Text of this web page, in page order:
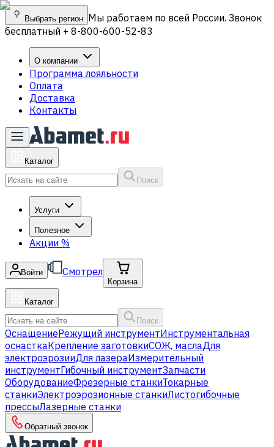
Выбрать регион Мы работаем по всей России. Звонок
бесплатный + 8-800-600-52-83
О компании
Программа лояльности
Оплата
Доставка
Контакты
Каталог
Поиск
Услуги
Полезное
Акции %
Войти Смотрел
Корзина
Каталог
Поиск
ОснащениеРежущий инструментИнструментальная
оснасткаКрепление заготовкиСОЖ, маслаДля
электроэрозииДля лазераИзмерительный
инструментГибочный инструментЗапчасти
ОборудованиеФрезерные станкиТокарные
станкиЭлектроэрозионные станкиЛистогибочные
прессыЛазерные станки
Обратный звонок